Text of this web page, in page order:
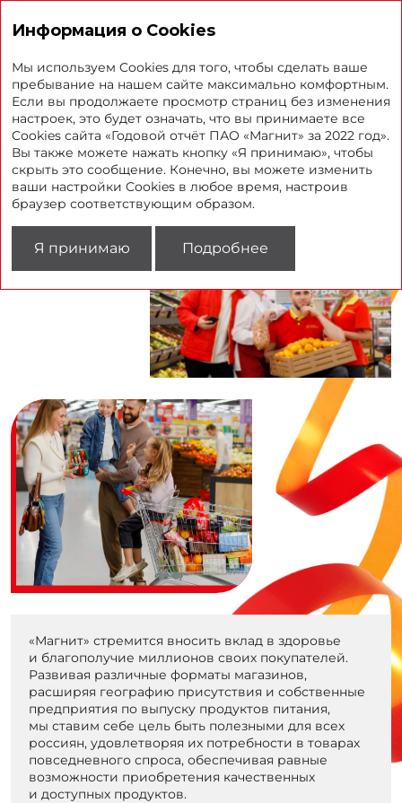
ДВИЖЕМСЯ
ВПЕРЕД
«Магнит» стремится вносить вклад в здоровье
и благополучие миллионов своих покупателей.
Развивая различные форматы магазинов,
расширяя географию присутствия и собственные
предприятия по выпуску продуктов питания,
мы ставим себе цель быть полезными для всех
россиян, удовлетворяя их потребности в товарах
повседневного спроса, обеспечивая равные
возможности приобретения качественных
и доступных продуктов.
Информация о Cookies
Мы используем Cookies для того, чтобы сделать ваше
пребывание на нашем сайте максимально комфортным.
Если вы продолжаете просмотр страниц без изменения
настроек, это будет означать, что вы принимаете все
Cookies сайта «Годовой отчёт ПАО «Магнит» за 2022 год».
Вы также можете нажать кнопку «Я принимаю», чтобы
скрыть это сообщение. Конечно, вы можете изменить
ваши настройки Cookies в любое время, настроив
браузер соответствующим образом.
Я принимаю Подробнее